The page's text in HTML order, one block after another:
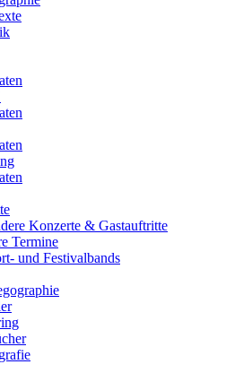
Konzerte & Gastauftritte
Termine
und Festivalbands